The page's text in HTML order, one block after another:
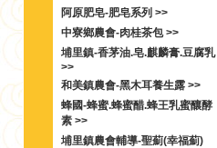
阿原肥皂-肥皂系列 >>
中寮鄉農會-肉桂茶包 >>
埔里鎮-香茅油.皂.麒麟膏.豆腐乳
>>
和美鎮農會-黑木耳養生露 >>
蜂國-蜂蜜.蜂蜜醋.蜂王乳蜜釀酵
素 >>
埔里鎮農會輔導-聖薊(幸福薊)